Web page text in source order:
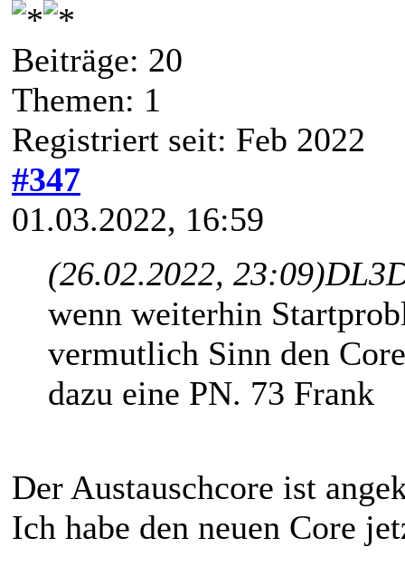
Beiträge: 20
Themen: 1
Registriert seit: Feb 2022
#347
01.03.2022, 16:59
(26.02.2022, 23:09)
wenn weiterhin
vermutlich Sinn den
dazu eine PN. 73 Frank
Der Austauschcore ist
Ich habe den neuen Core